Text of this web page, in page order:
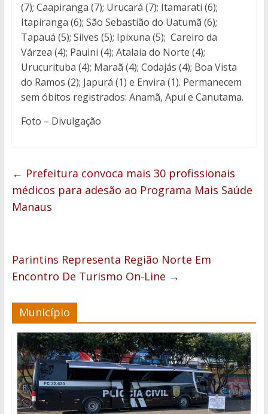
(7); Caapiranga (7); Urucará (7); Itamarati (6);
Itapiranga (6); São Sebastião do Uatumã (6);
Tapauá (5); Silves (5); Ipixuna (5); Careiro da
Várzea (4); Pauini (4); Atalaia do Norte (4);
Urucurituba (4); Maraã (4); Codajás (4); Boa Vista
do Ramos (2); Japurá (1) e Envira (1). Permanecem
sem óbitos registrados: Anamã, Apuí e Canutama.
Foto – Divulgação
← Prefeitura convoca mais 30 profissionais
médicos para adesão ao Programa Mais Saúde
Manaus
Parintins Representa Região Norte Em
Encontro De Turismo On-Line →
Município